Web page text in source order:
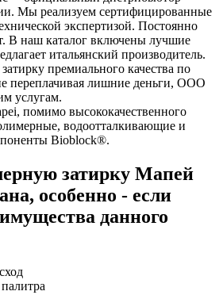
Мы реализуем сертифицированные
экспертизой. Постоянно
В наш каталог включены лучшие
итальянский производитель.
премиального качества по
переплачивая лишние деньги, ООО
услугам.
помимо высококачественного
водоотталкивающие и
Bioblock®.
затирку Мапей
особенно - если
данного